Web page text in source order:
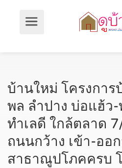
บ้านใหม่ โครงการ
พล ลำปาง บ่อแฮ้ว
ทำเลดี ใกล้ตลาด
ถนนกว้าง เข้า-ออ
สาธาณูปโภคครบ